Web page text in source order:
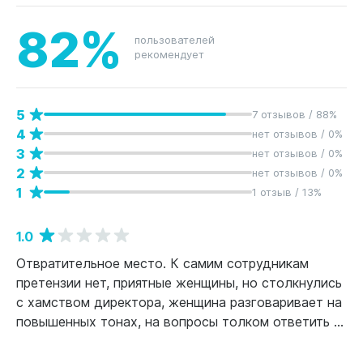
82%
пользователей
рекомендует
5 7 отзывов / 88%
4 нет отзывов / 0%
3 нет отзывов / 0%
2 нет отзывов / 0%
1 1 отзыв / 13%
1.0
Отвратительное место. К самим сотрудникам
претензии нет, приятные женщины, но столкнулись
с хамством директора, женщина разговаривает на
повышенных тонах, на вопросы толком ответить ...